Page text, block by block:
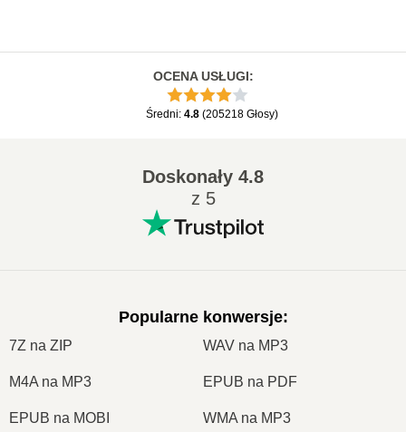
OCENA USŁUGI:
Średni: 4.8 (205218 Głosy)
Doskonały 4.8
z 5
Popularne konwersje:
7Z na ZIP WAV na MP3
M4A na MP3 EPUB na PDF
EPUB na MOBI WMA na MP3